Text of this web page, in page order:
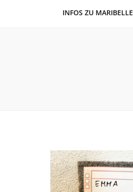
INFOS ZU MARIBELLE